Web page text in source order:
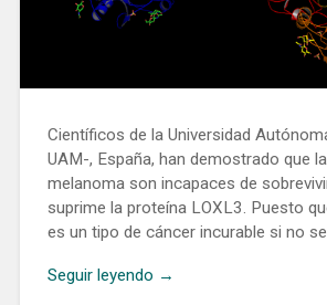
Científicos de la Universidad
UAM-, España, han demostrado que
melanoma son incapaces de
suprime la proteína LOXL3. Puesto
es un tipo de cáncer incurable si no
Seguir leyendo →